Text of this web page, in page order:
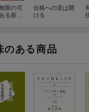
限の可
る新装
合格への道は開
ける
のある商品